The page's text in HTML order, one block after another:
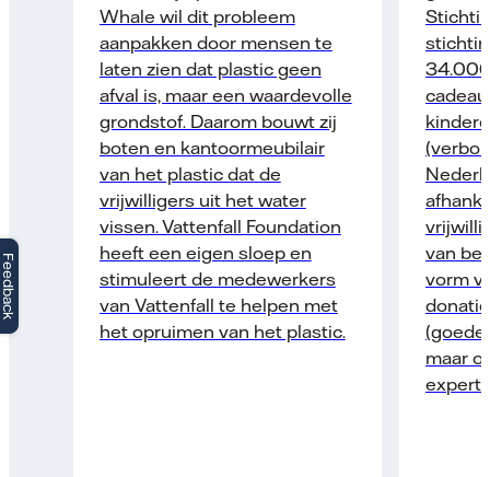
Whale wil dit probleem
aanpakken door mensen te
laten zien dat plastic geen
afval is, maar een waardevolle
grondstof. Daarom bouwt zij
boten en kantoormeubilair
van het plastic dat de
vrijwilligers uit het water
vissen. Vattenfall Foundation
heeft een eigen sloep en
stimuleert de medewerkers
van Vattenfall te helpen met
het opruimen van het plastic.
van
vorm
maar
Feedback